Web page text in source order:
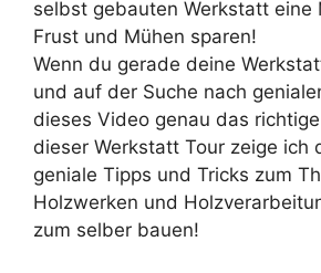
selbst gebauten Werkstatt eine
Frust und Mühen sparen!
Wenn du gerade deine
und auf der Suche nach
dieses Video genau das
dieser Werkstatt Tour zeige ich
geniale Tipps und Tricks zum
Holzwerken und
zum selber bauen!